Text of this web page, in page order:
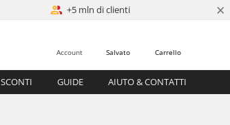
+5 mln di clienti ×
Carrello
Salvato
Account
SCONTI GUIDE AIUTO & CONTATTI